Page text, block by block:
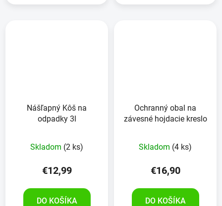
Nášľapný Kôš na
odpadky 3l
Skladom (2 ks)
€12,99
DO KOŠÍKA
Ochranný obal na
závesné hojdacie kreslo
Skladom (4 ks)
€16,90
DO KOŠÍKA